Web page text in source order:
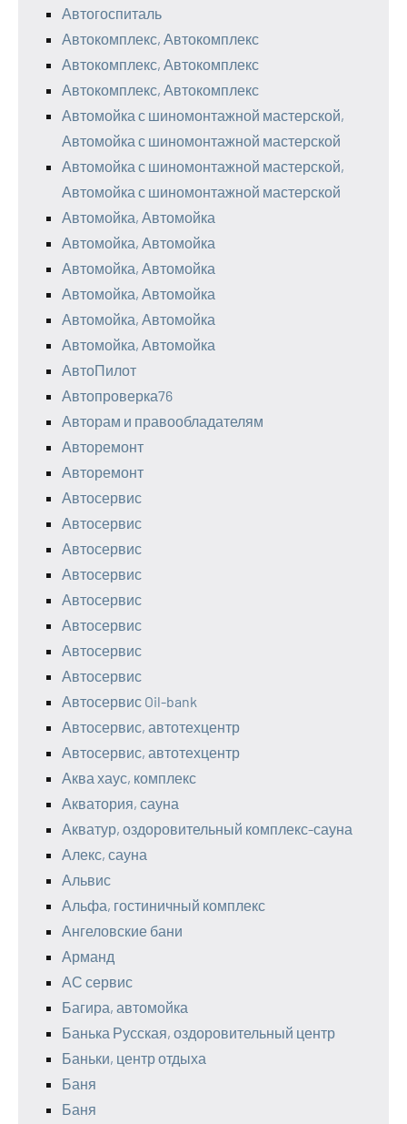
Автогоспиталь
Автокомплекс, Автокомплекс
Автокомплекс, Автокомплекс
Автокомплекс, Автокомплекс
Автомойка с шиномонтажной мастерской,
Автомойка с шиномонтажной мастерской
Автомойка с шиномонтажной мастерской,
Автомойка с шиномонтажной мастерской
Автомойка, Автомойка
Автомойка, Автомойка
Автомойка, Автомойка
Автомойка, Автомойка
Автомойка, Автомойка
Автомойка, Автомойка
АвтоПилот
Автопроверка76
Авторам и правообладателям
Авторемонт
Авторемонт
Автосервис
Автосервис
Автосервис
Автосервис
Автосервис
Автосервис
Автосервис
Автосервис
Автосервис Oil-bank
Автосервис, автотехцентр
Автосервис, автотехцентр
Аква хаус, комплекс
Акватория, сауна
Акватур, оздоровительный комплекс-сауна
Алекс, сауна
Альвис
Альфа, гостиничный комплекс
Ангеловские бани
Арманд
АС сервис
Багира, автомойка
Банька Русская, оздоровительный центр
Баньки, центр отдыха
Баня
Баня